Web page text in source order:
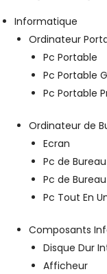
Informatique
Ordinateur
Pc Portable
Pc Portable
Pc Portable
Ordinateur de
Ecran
Pc de Bureau
Pc de
Pc Tout En
Composants
Disque Dur
Afficheur